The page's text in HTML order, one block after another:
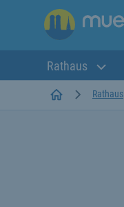
Rathaus
StartseiteRathaus